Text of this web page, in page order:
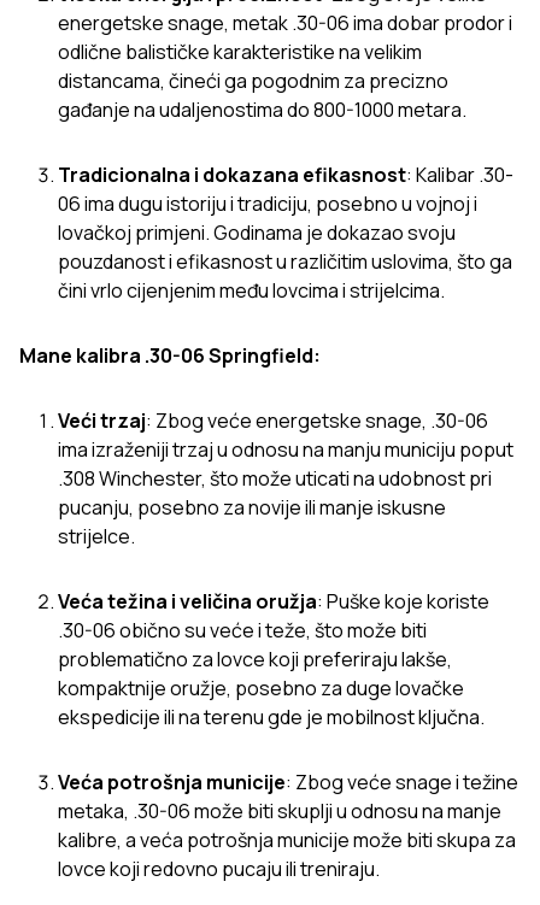
energetske snage, metak .30-06 ima dobar prodor i
odlične balističke karakteristike na velikim
distancama, čineći ga pogodnim za precizno
gađanje na udaljenostima do 800-1000 metara.
Tradicionalna i dokazana efikasnost: Kalibar .30-
06 ima dugu istoriju i tradiciju, posebno u vojnoj i
lovačkoj primjeni. Godinama je dokazao svoju
pouzdanost i efikasnost u različitim uslovima, što ga
čini vrlo cijenjenim među lovcima i strijelcima.
Mane kalibra .30-06 Springfield:
Veći trzaj: Zbog veće energetske snage, .30-06
ima izraženiji trzaj u odnosu na manju municiju poput
.308 Winchester, što može uticati na udobnost pri
pucanju, posebno za novije ili manje iskusne
strijelce.
Veća težina i veličina oružja: Puške koje koriste
.30-06 obično su veće i teže, što može biti
problematično za lovce koji preferiraju lakše,
kompaktnije oružje, posebno za duge lovačke
ekspedicije ili na terenu gde je mobilnost ključna.
Veća potrošnja municije: Zbog veće snage i težine
metaka, .30-06 može biti skuplji u odnosu na manje
kalibre, a veća potrošnja municije može biti skupa za
lovce koji redovno pucaju ili treniraju.